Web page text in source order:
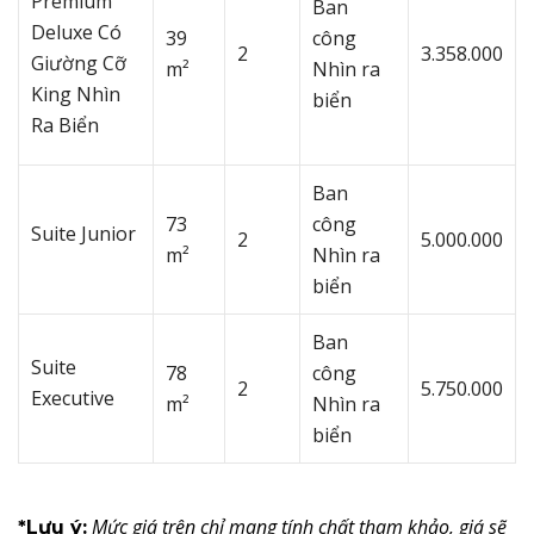
Deluxe Có
Giường Cỡ
King Nhìn
Ra Biển
39
m²
2
Ban
công
Nhìn ra
biển
3.358.000
Suite Junior
73
m²
2
Ban
công
Nhìn ra
biển
5.000.000
Suite
Executive
78
m²
2
Ban
công
Nhìn ra
biển
5.750.000
*Lưu ý: Mức giá trên chỉ mang tính chất tham khảo, giá sẽ